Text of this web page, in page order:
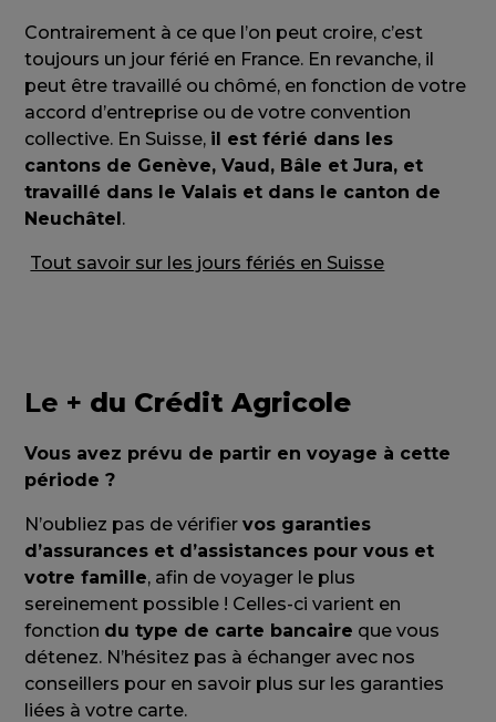
Contrairement à ce que l’on peut croire, c’est
toujours un jour férié en France. En revanche, il
peut être travaillé ou chômé, en fonction de votre
accord d’entreprise ou de votre convention
collective. En Suisse, il est férié dans les
cantons de Genève, Vaud, Bâle et Jura, et
travaillé dans le Valais et dans le canton de
Neuchâtel.
Tout savoir sur les jours fériés en Suisse
Le + du Crédit Agricole
Vous avez prévu de partir en voyage à cette
période ?
N’oubliez pas de vérifiervos garanties
d’assurances et d’assistances pour vous et
votre famille, afin de voyager le plus
sereinement possible ! Celles-ci varient en
fonction du type de carte bancaire que vous
détenez. N’hésitez pas à échanger avec nos
conseillers pour en savoir plus sur les garanties
liées à votre carte.